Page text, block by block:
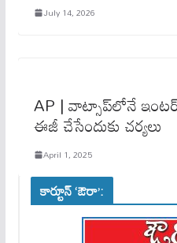
July 14, 2026
AP | వాట్సాప్‌లోనే
ఈజీ చేసేందుకు చ‌ర్య‌లు
April 1, 2025
కార్టూన్ ‘ఔరా’: